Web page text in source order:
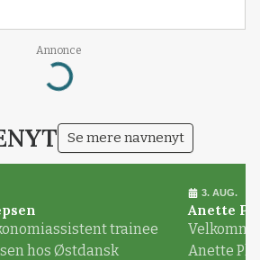
Annonce
Loading...
Se mere navnenyt
trainee
hos Østdansk
3. AUG.
Anette
Anette